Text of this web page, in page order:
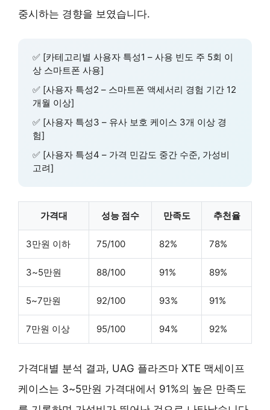
중시하는 경향을 보였습니다.
✅ [카테고리별 사용자 특성1 – 사용 빈도 주 5회 이
상 스마트폰 사용]
✅ [사용자 특성2 – 스마트폰 액세서리 경험 기간 12
개월 이상]
✅ [사용자 특성3 – 유사 보호 케이스 3개 이상 경
험]
✅ [사용자 특성4 – 가격 민감도 중간 수준, 가성비
고려]
가격대 성능 점수 만족도 추천율
3만원 이하 75/100 82% 78%
3~5만원 88/100 91% 89%
5~7만원 92/100 93% 91%
7만원 이상 95/100 94% 92%
가격대별 분석 결과, UAG 플라즈마 XTE 맥세이프
케이스는 3~5만원 가격대에서 91%의 높은 만족도